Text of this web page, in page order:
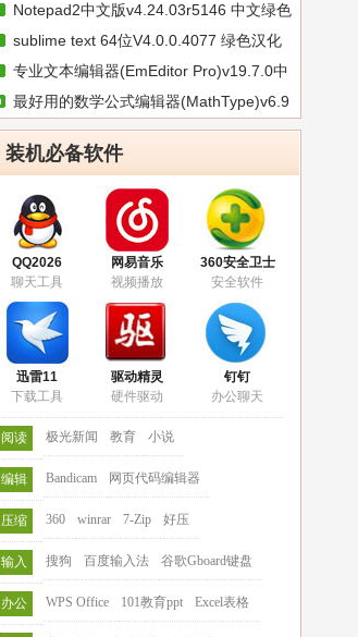
Notepad2中文版v4.24.03r5146 中文绿色
sublime text 64位V4.0.0.4077 绿色汉化
专业文本编辑器(EmEditor Pro)v19.7.0中
最好用的数学公式编辑器(MathType)v6.9
装机必备软件
QQ2026
聊天工具
网易音乐
视频播放
360安全卫士
安全软件
迅雷11
下载工具
驱动精灵
硬件驱动
钉钉
办公聊天
阅读 极光新闻 教育 小说
编辑 Bandicam 网页代码编辑器
压缩 360 winrar 7-Zip 好压
输入 搜狗 百度输入法 谷歌Gboard键盘
办公 WPS Office 101教育ppt Excel表格